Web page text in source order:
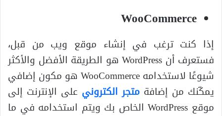
WooCommerce
إذا كنت ترغب في إنشاء موقع ويب من قبل،
فستعرف أن WordPress هو الطريقة الأفضل والأكثر
شيوعًا لاستخدامه WooCommerce هو مكون إضافي
يمكّنك من إضافة متجر الكتروني على الإنترنت إلى
موقع WordPress الخاص بك ويتم استخدامه في ما